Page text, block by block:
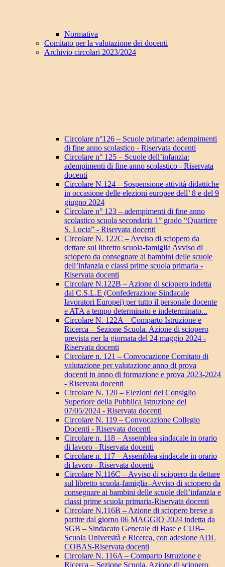
Normativa
Comitato per la valutazione dei docenti
Archivio circolari 2023/2024
Circolare n°126 – Scuole primarie: adempimenti
di fine anno scolastico - Riservata docenti
Circolare n° 125 – Scuole dell’infanzia:
adempimenti di fine anno scolastico - Riservata
docenti
Circolare N.124 – Sospensione attività didattiche
in occasione delle elezioni europee dell’ 8 e del 9
giugno 2024
Circolare n° 123 – adempimenti di fine anno
scolastico scuola secondaria 1° grado “Quartiere
S. Lucia” - Riservata docenti
Circolare N. 122C – Avviso di sciopero da
dettare sul libretto scuola-famiglia Avviso di
sciopero da consegnare ai bambini delle scuole
dell’infanzia e classi prime scuola primaria -
Riservata docenti
Circolare N.122B – Azione di sciopero indetta
dal C.S.L.E (Confederazione Sindacale
lavoratori Europei) per tutto il personale docente
e ATA a tempo determinato e indeterminato...
Circolare N. 122A – Comparto Istruzione e
Ricerca – Sezione Scuola. Azione di sciopero
prevista per la giornata del 24 maggio 2024 -
Riservata docenti
Circolare n. 121 – Convocazione Comitato di
valutazione per valutazione anno di prova
docenti in anno di formazione e prova 2023-2024
- Riservata docenti
Circolare N. 120 – Elezioni del Consiglio
Superiore della Pubblica Istruzione del
07/05/2024 - Riservata docenti
Circolare N. 119 – Convocazione Collegio
Docenti - Riservata docenti
Circolare n. 118 – Assemblea sindacale in orario
di lavoro - Riservata docenti
Circolare n. 117 – Assemblea sindacale in orario
di lavoro - Riservata docenti
Circolare N.116C – Avviso di sciopero da dettare
sul libretto scuola-famiglia–Avviso di sciopero da
consegnare ai bambini delle scuole dell’infanzia e
classi prime scuola primaria-Riservata docenti
Circolare N.116B – Azione di sciopero breve a
partire dal giorno 06 MAGGIO 2024 indetta da
SGB – Sindacato Generale di Base e CUB–
Scuola Università e Ricerca, con adesione ADL
COBAS-Riservata docenti
Circolare N. 116A – Comparto Istruzione e
Ricerca – Sezione Scuola. Azione di sciopero